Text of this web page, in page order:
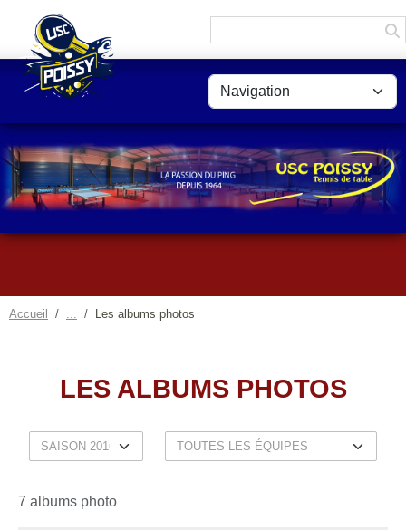
Accueil Les albums photos
LES ALBUMS PHOTOS
7 albums photo